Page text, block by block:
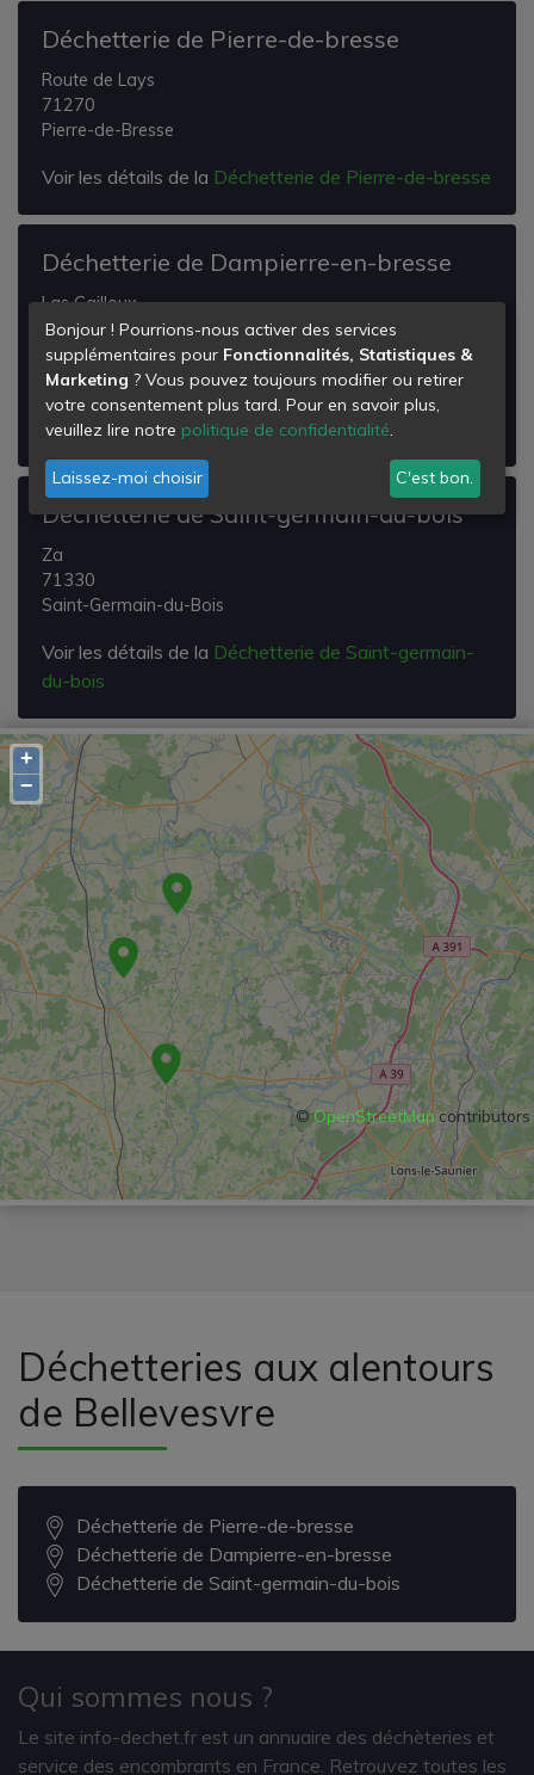
Déchetterie de Pierre-de-bresse
Route de Lays
71270
Pierre-de-Bresse
Voir les détails de la Déchetterie de Pierre-de-bresse
Déchetterie de Dampierre-en-bresse
Las Cailloux
71310
Dampierre-en-Bresse
Voir les détails de laDéchetterie de Dampierre-en-
bresse
Déchetterie de Saint-germain-du-bois
Za
71330
Saint-Germain-du-Bois
Voir les détails de la Déchetterie de Saint-germain-
du-bois
+
−
©OpenStreetMap contributors
Déchetteries aux alentours
de Bellevesvre
Déchetterie de Pierre-de-bresse
Déchetterie de Dampierre-en-bresse
Déchetterie de Saint-germain-du-bois
Qui sommes nous ?
Le site info-dechet.fr est un annuaire des déchèteries et
service des encombrants en France. Retrouvez toutes les
Bonjour ! Pourrions-nous activer des services
supplémentaires pour Fonctionnalités, Statistiques &
Marketing ? Vous pouvez toujours modifier ou retirer
votre consentement plus tard. Pour en savoir plus,
veuillez lire notre politique de confidentialité.
Laissez-moi choisir C'est bon.